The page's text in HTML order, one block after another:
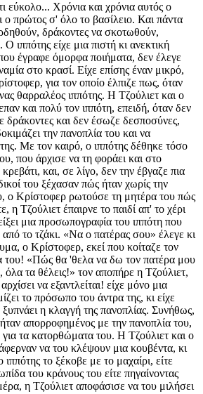
εύκολο... Χρόνια και χρόνια αυτός ο
ο πρώτος σ' όλο το βασίλειο. Και πάντα
δράκοντες να σκοτωθούν,
ιππότης είχε μια πιστή κι ανεκτική
έγραφε όμορφα ποιήματα, δεν έλεγε
στο κρασί. Είχε επίσης έναν μικρό,
για τον οποίο έλπιζε πως, όταν
θαρραλέος ιππότης. Η Τζούλιετ και ο
και πολύ τον ιππότη, επειδή, όταν δεν
δράκοντες και δεν έσωζε δεσποσύνες,
την πανοπλία του και να
Με τον καιρό, ο ιππότης δέθηκε τόσο
που άρχισε να τη φοράει και στο
και, σε λίγο, δεν την έβγαζε πια
του ξέχασαν πώς ήταν χωρίς την
ο Κρίστοφερ ρωτούσε τη μητέρα του πώς
η Τζούλιετ έπαιρνε το παιδί απ' το χέρι
μια προσωπογραφία του ιππότη που
το τζάκι. «Να ο πατέρας σου» έλεγε κι
ο Κρίστοφερ, εκεί που κοίταζε τον
του! «Πώς θα 'θελα να δω τον πατέρα μου
τα θέλεις!» τον αποπήρε η Τζούλιετ,
να εξαντλείται! είχε μόνο μια
το πρόσωπο του άντρα της, κι είχε
η κλαγγή της πανοπλίας. Συνήθως,
ήταν απορροφημένος με την πανοπλία του,
τα κατορθώματα του. Η Τζούλιετ και ο
να του κλέψουν μια κουβέντα, κι
το ξέκοβε με το μαχαίρι, είτε
του κράνους του είτε πηγαίνοντας
η Τζούλιετ αποφάσισε να του μιλήσει